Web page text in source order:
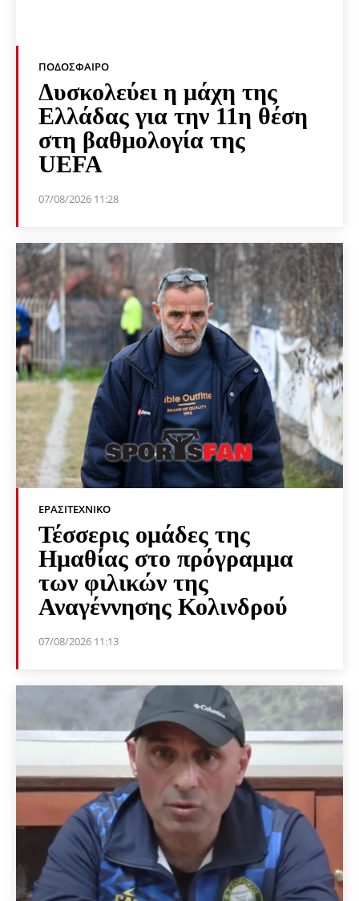
ΠΟΔΌΣΦΑΙΡΟ
Δυσκολεύει η μάχη της
Ελλάδας για την 11η θέση
στη βαθμολογία της
UEFA
07/08/2026 11:28
ΕΡΑΣΙΤΕΧΝΙΚΟ
Τέσσερις ομάδες της
Ημαθίας στο πρόγραμμα
των φιλικών της
Αναγέννησης Κολινδρού
07/08/2026 11:13